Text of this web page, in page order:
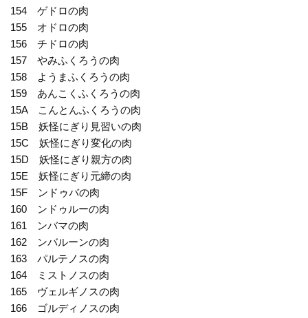
154 ゲドロの肉
155 オドロの肉
156 チドロの肉
157 やみふくろうの肉
158 ようまふくろうの肉
159 あんこくふくろうの肉
15A こんとんふくろうの肉
15B 妖怪にぎり見習いの肉
15C 妖怪にぎり変化の肉
15D 妖怪にぎり親方の肉
15E 妖怪にぎり元締の肉
15F ンドゥバの肉
160 ンドゥルーの肉
161 ンバマの肉
162 ンバルーンの肉
163 パルテノスの肉
164 ミストノスの肉
165 ヴェルギノスの肉
166 ゴルディノスの肉